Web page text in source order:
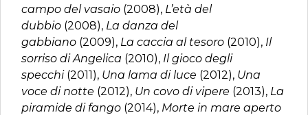
campo del vasaio (2008), L’età del
dubbio (2008), La danza del
gabbiano (2009), La caccia al tesoro (2010), Il
sorriso di Angelica (2010), Il gioco degli
specchi(2011), Una lama di luce (2012), Una
voce di notte (2012), Un covo di vipere (2013), La
piramide di fango (2014), Morte in mare aperto